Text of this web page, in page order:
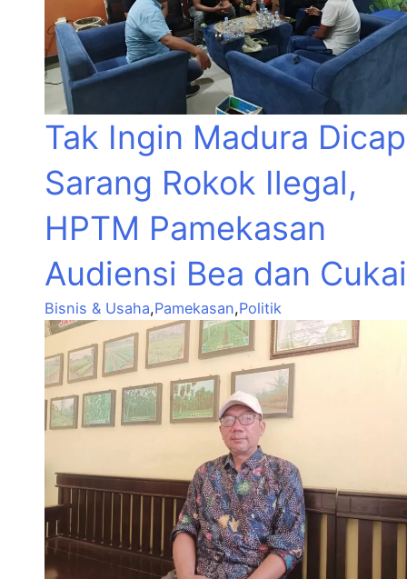
Tak Ingin Madura Dicap
Sarang Rokok Ilegal,
HPTM Pamekasan
Audiensi Bea dan Cukai
Bisnis & Usaha,Pamekasan,Politik